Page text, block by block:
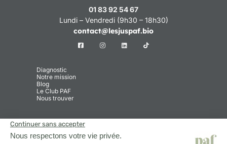
01 83 92 54 67
Lundi – Vendredi (9h30 – 18h30)
contact@lesjuspaf.bio
Diagnostic
Notre mission
Blog
Le Club PAF
Nous trouver
Centre d’aide
Paiement et livraison
Conditions Générales de Vente